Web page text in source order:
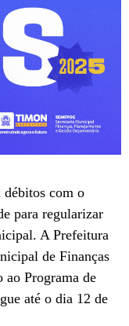
débitos com o
para regularizar
A Prefeitura
de Finanças
ao Programa de
até o dia 12 de